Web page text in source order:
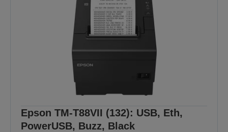
Epson TM-T88VII (132): USB, Eth,
PowerUSB, Buzz, Black